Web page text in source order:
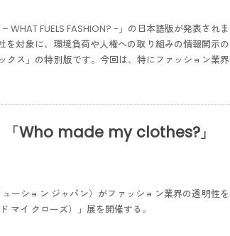
WHAT FUELS FASHION? -」の日本語版が発表されま
対象に、環境負荷や人権への取り組みの情報開示の
ス」の特別版です。今回は、特にファッション業界
「Who made my clothes?」
ーション ジャパン）がファッション業界の透明性を
イ クローズ）」展を開催する。